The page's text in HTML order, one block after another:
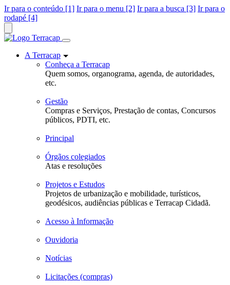
Ir para o conteúdo [1] Ir para o menu [2] Ir para a busca [3] Ir para o
rodapé [4]
A Terracap
Conheça a Terracap
Quem somos, organograma, agenda, de autoridades,
etc.
Gestão
Compras e Serviços, Prestação de contas, Concursos
públicos, PDTI, etc.
Principal
Órgãos colegiados
Atas e resoluções
Projetos e Estudos
Projetos de urbanização e mobilidade, turísticos,
geodésicos, audiências públicas e Terracap Cidadã.
Acesso à Informação
Ouvidoria
Notícias
Licitações (compras)